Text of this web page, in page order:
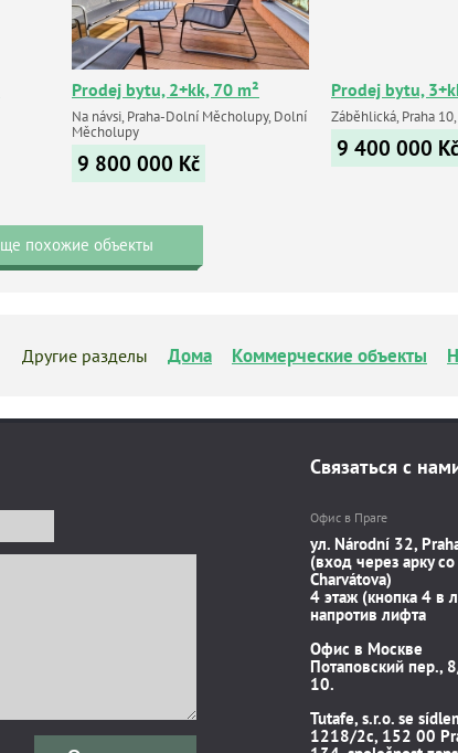
Prodej bytu, 2+kk, 70 m²
Na návsi, Praha-Dolní Měcholupy, Dolní
Měcholupy
9 800 000 Kč
Prodej bytu,
Záběhlická, Praha
9 400 000 Kč
похожие объекты
Другие разделы Дома Коммерческие объекты
Связаться с
Офис в Праге
ул. Národní 32,
(вход через арку
Charvátova)
4 этаж (кнопка 4 в
напротив лифта
Офис в Москве
Потаповский пер.,
10.
Tutafe, s.r.o. se
1218/2c, 152 00